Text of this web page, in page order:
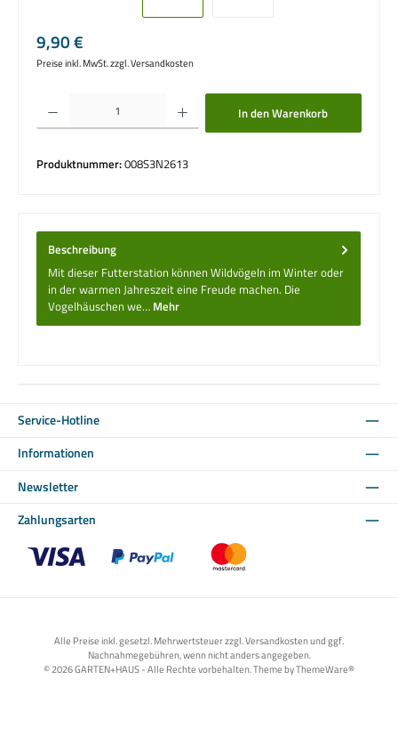
Regulärer Preis:
9,90 €
Preise inkl. MwSt. zzgl. Versandkosten
Produkt Anzahl: Gib den gewünschten Wert ein oder benutze die Schaltflächen um
In den Warenkorb
Produktnummer:008S3N2613
Beschreibung
Mit dieser Futterstation können Wildvögeln im Winter oder
in der warmen Jahreszeit eine Freude machen. Die
Vogelhäuschen we… Mehr
Service-Hotline
Informationen
Newsletter
Zahlungsarten
Alle Preise inkl. gesetzl. Mehrwertsteuer zzgl. Versandkosten und ggf.
Nachnahmegebühren, wenn nicht anders angegeben.
© 2026 GARTEN+HAUS - Alle Rechte vorbehalten. Theme byThemeWare®